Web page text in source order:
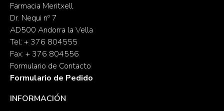
Farmacia Meritxell
Dr. Nequi nº 7
AD500 Andorra la Vella
Tel: + 376 804555
Fax: + 376 804556
Formulario de Contacto
Formulario de Pedido
INFORMACIÓN